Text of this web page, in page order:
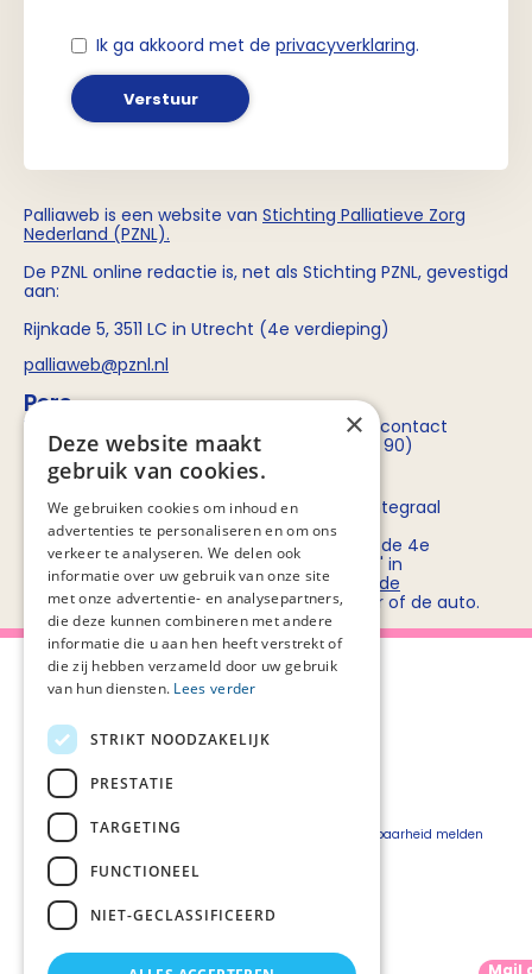
Ik ga akkoord met de privacyverklaring.
Verstuur
Palliaweb is een website van Stichting Palliatieve Zorg
Nederland (PZNL).
De PZNL online redactie is, net als Stichting PZNL, gevestigd
aan:
Rijnkade 5, 3511 LC in Utrecht (4e verdieping)
palliaweb@pznl.nl
Pers
Voor persvragen over Stichting PZNL kun je contact
opnemen metRob Bruntink(06 - 55 52 72 90)
Routebeschrijving
Stichting PZNL deelt het kantoor met het Integraal
Kankercentrum Nederland (IKNL). Ons
kantoor/vergadercentrum bevindt zich op de 4e
verdieping van kantoorgebouw 'De Utrecht' in
winkelcentrum Hoog Catharijne. Bekijk
hier de
routebeschrijvingenvoor openbaar vervoer of de auto.
Over Palliaweb
Over PZNL
Pers
Vacatures
Webshop
Privacyverklaring
Beveiligingskwetsbaarheid melden
Mail
×
Deze website maakt
gebruik van cookies.
We gebruiken cookies om inhoud en
advertenties te personaliseren en om ons
verkeer te analyseren. We delen ook
informatie over uw gebruik van onze site
met onze advertentie- en analysepartners,
die deze kunnen combineren met andere
informatie die u aan hen heeft verstrekt of
die zij hebben verzameld door uw gebruik
van hun diensten. Lees verder
STRIKT NOODZAKELIJK
PRESTATIE
TARGETING
FUNCTIONEEL
NIET-GECLASSIFICEERD